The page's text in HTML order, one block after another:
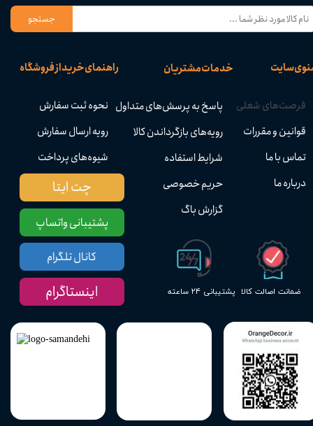
پشتیبانی ۲۴ ساعته ضمانت اصالت کالا
راهنمای خرید از فروشگاه
نحوه ثبت سفارش
رویه ارسال سفارش
شیوه‌های پرداخت
خدمات مشتریان
پاسخ به پرسش‌های متداول
رویه‌های بازگرداندن کالا
شرایط استفاده
حریم خصوصی
گزارش باگ
سایت
فرصت‌های شغلی
قوانین و مقررات
تماس با ما
درباره ما
جستجو
پشتیبانی واتساپ
چت ایتا
کانال تلگرام
اینستاگرام